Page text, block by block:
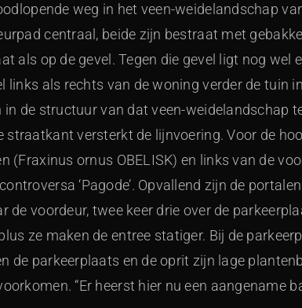
weg in het veen-weidelandschap
centraal, beide zijn bestraat met
als op de gevel. Tegen die gevel ligt nog wel
links als rechts van de woning verder de tuin
de structuur van dat veen-weidelandschap
straatkant versterkt de lijnvoering. Voor de
(Fraxinus ornus OBELISK) en links van de
‘Pagode’. Opvallend zijn de
de voordeur, twee keer drie over de
ze maken de entree statiger. Bij de
de parkeerplaats en de oprit zijn lage
“Er heerst hier nu een aangename